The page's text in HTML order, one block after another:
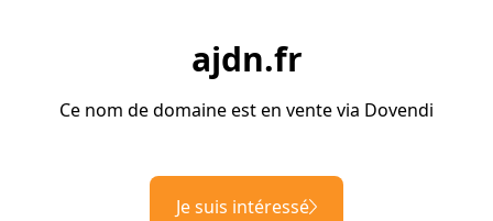
ajdn.fr
Ce nom de domaine est en vente via Dovendi
Je suis intéressé